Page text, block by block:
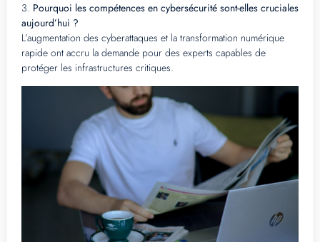
3. Pourquoi les compétences en cybersécurité sont-elles cruciales
aujourd’hui ?
L’augmentation des cyberattaques et la transformation numérique
rapide ont accru la demande pour des experts capables de
protéger les infrastructures critiques.